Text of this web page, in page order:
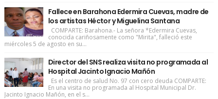
Fallece en Barahona Edermira Cuevas, madre de
los artistas Héctor y Miguelina Santana
COMPARTE: Barahona.- La señora *Edermira Cuevas,
conocida cariñosamente como "Mirita", falleció este
miércoles 5 de agosto en su...
Director del SNS realiza visita no programada al
Hospital Jacinto Ignacio Mañón
Es el centro de salud No. 97 con cero deuda COMPARTE:
En una visita no programada al Hospital Municipal Dr.
Jacinto Ignacio Mañón, en el s...